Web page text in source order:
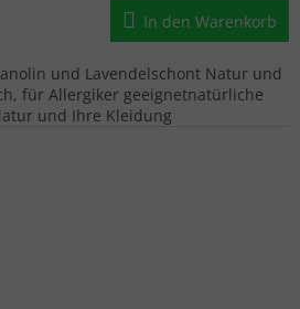
In den Warenkorb
und Lavendelschont Natur und
für Allergiker geeignetnatürliche
und Ihre Kleidung